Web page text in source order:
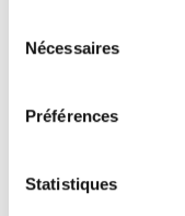
Nécessaires
Préférences
Statistiques